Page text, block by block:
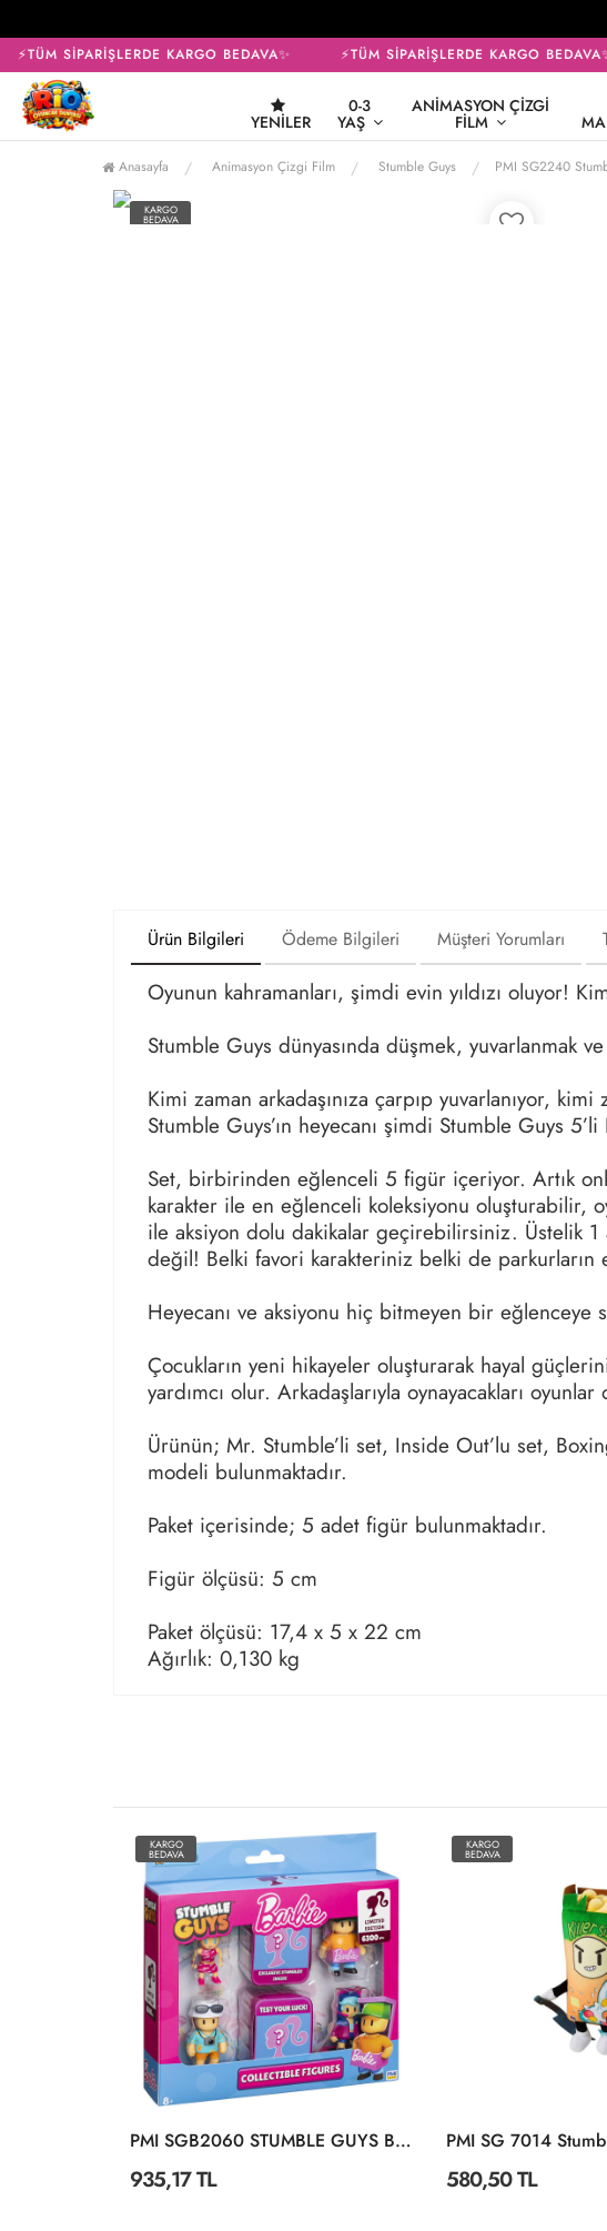
⚡TÜM SİPARİŞLERDE KARGO BEDAVA✨ ⚡TÜM SİPARİŞLERDE KARGO BEDAVA✨
YENILER
0-3
YAŞ
ANIMASYON ÇIZGI
FILM
Anasayfa Animasyon Çizgi Film Stumble Guys PMI SG2240
KARGO
BEDAVA
Ürün Bilgileri Ödeme Bilgileri Müşteri Yorumları
Oyunun kahramanları, şimdi evin yıldızı oluyor!
Stumble Guys dünyasında düşmek, yuvarlanmak
Kimi zaman arkadaşınıza çarpıp yuvarlanıyor,
Stumble Guys’ın heyecanı şimdi Stumble Guys
Set, birbirinden eğlenceli 5 figür içeriyor. Artık
karakter ile en eğlenceli koleksiyonu oluşturabilir,
ile aksiyon dolu dakikalar geçirebilirsiniz. Üstelik
değil! Belki favori karakteriniz belki de parkurların
Heyecanı ve aksiyonu hiç bitmeyen bir eğlenceye
Çocukların yeni hikayeler oluşturarak hayal
yardımcı olur. Arkadaşlarıyla oynayacakları
Ürünün; Mr. Stumble’li set, Inside Out’lu set,
modeli bulunmaktadır.
Paket içerisinde; 5 adet figür bulunmaktadır.
Figür ölçüsü: 5 cm
Paket ölçüsü: 17,4 x 5 x 22 cm
Ağırlık: 0,130 kg
KARGO
BEDAVA
PMI SGB2060 STUMBLE GUYS BARBIE FİGÜR 6LI SET
935,17 TL
KARGO
BEDAVA
580,50 TL